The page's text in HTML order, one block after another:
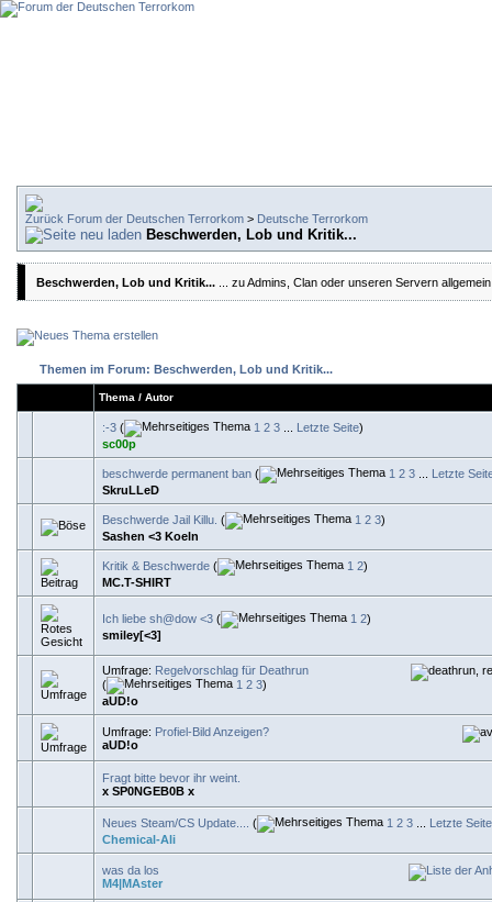
Forum der Deutschen Terrorkom > Deutsche Terrorkom
Beschwerden, Lob und Kritik...
Beschwerden, Lob und Kritik... ... zu Admins, Clan oder unseren Servern allgemein
Themen im Forum: Beschwerden, Lob und Kritik...
Thema / Autor
:-3 ( 1 2 3 Letzte Seite)
sc00p
beschwerde permanent ban ( 1 2 3
Letzte
SkruLLeD
Beschwerde Jail Killu. ( 1 2 3)
Sashen <3 Koeln
Kritik & Beschwerde ( 1 2)
MC.T-SHIRT
Ich liebe sh@dow <3 ( 1 2)
smiley[<3]
Umfrage: Regelvorschlag für Deathrun
(
1 2 3)
aUD!o
Umfrage: Profiel-Bild Anzeigen?
aUD!o
Fragt bitte bevor ihr weint.
x SP0NGEB0B x
Neues Steam/CS Update.... ( 1 2 3
Letzte Seite
Chemical-Ali
was da los
M4|MAster